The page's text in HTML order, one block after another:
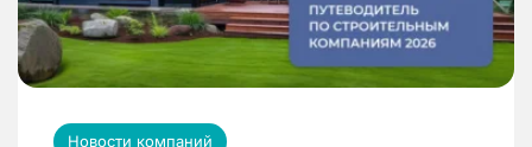
Новости компаний